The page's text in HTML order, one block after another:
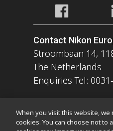
Contact Nikon
Stroombaan 14,
The Netherlands
Enquiries Tel:
When you visit this website,
cookies. You can choose not